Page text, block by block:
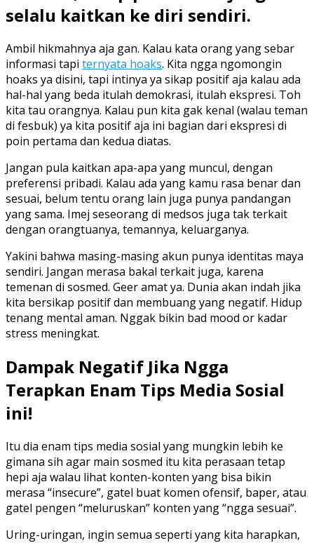
selalu kaitkan ke diri sendiri.
Ambil hikmahnya aja gan. Kalau kata orang yang sebar
informasi tapi ternyata hoaks. Kita ngga ngomongin
hoaks ya disini, tapi intinya ya sikap positif aja kalau ada
hal-hal yang beda itulah demokrasi, itulah ekspresi. Toh
kita tau orangnya. Kalau pun kita gak kenal (walau teman
di fesbuk) ya kita positif aja ini bagian dari ekspresi di
poin pertama dan kedua diatas.
Jangan pula kaitkan apa-apa yang muncul, dengan
preferensi pribadi. Kalau ada yang kamu rasa benar dan
sesuai, belum tentu orang lain juga punya pandangan
yang sama. Imej seseorang di medsos juga tak terkait
dengan orangtuanya, temannya, keluarganya.
Yakini bahwa masing-masing akun punya identitas maya
sendiri. Jangan merasa bakal terkait juga, karena
temenan di sosmed. Geer amat ya. Dunia akan indah jika
kita bersikap positif dan membuang yang negatif. Hidup
tenang mental aman. Nggak bikin bad mood or kadar
stress meningkat.
Dampak Negatif Jika Ngga
Terapkan Enam Tips Media Sosial
ini!
Itu dia enam tips media sosial yang mungkin lebih ke
gimana sih agar main sosmed itu kita perasaan tetap
hepi aja walau lihat konten-konten yang bisa bikin
merasa “insecure”, gatel buat komen ofensif, baper, atau
gatel pengen “meluruskan” konten yang “ngga sesuai”.
Uring-uringan, ingin semua seperti yang kita harapkan,